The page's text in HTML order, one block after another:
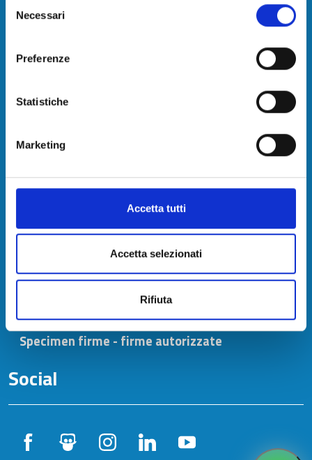
delNecessari
Preferenze
Statistiche
Marketing
Accetta tutti
Accetta selezionati
Rifiuta
sede: Via Leonida Repaci, 16 - Viareggio (LU)
cameradicommercio@pec.tno.camcom.it
C.F. e P.I. 02627810464
IBAN e pagamenti informatici
Chi siamo
Ufficio Stampa
URP - Ufficio Relazioni con il Pubblico
Specimen firme - firme autorizzate
Social